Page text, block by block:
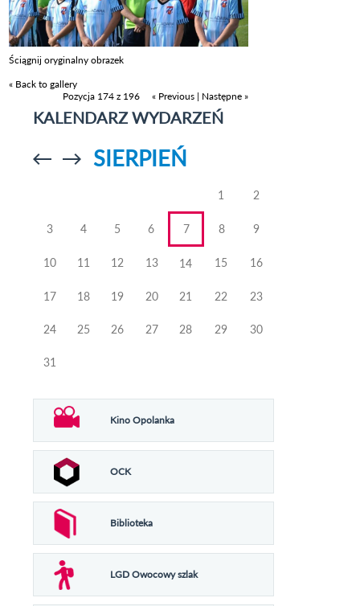
Ściągnij oryginalny obrazek
« Back to gallery
Pozycja 174 z 196
« Previous | Następne »
KALENDARZ WYDARZEŃ
Przejdź doPrzejdź do
SIERPIEŃ
1 2
3 4 5 6 7 8 9
10 11 12 13 14 15 16
17 18 19 20 21 22 23
24 25 26 27 28 29 30
31
Kino Opolanka
OCK
Biblioteka
LGD Owocowy szlak